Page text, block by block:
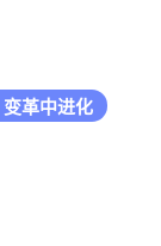
中进化